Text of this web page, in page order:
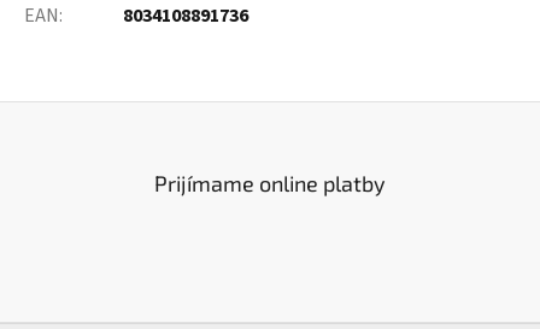
EAN: 8034108891736
Prijímame online platby